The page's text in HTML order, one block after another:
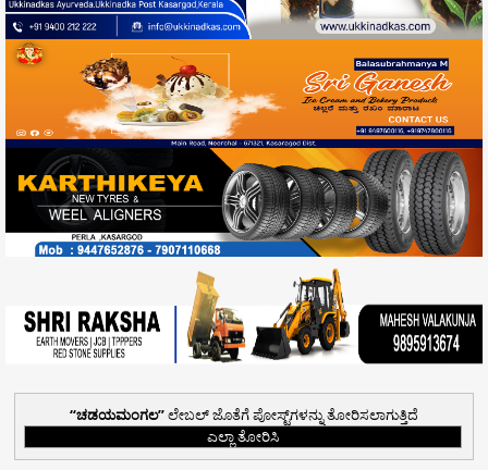
ಚಡಯಮಂಗಲ ಲೇಬಲ್ ಜೊತೆಗೆ ಪೋಸ್ಟ್‌ಗಳನ್ನು ತೋರಿಸಲಾಗುತ್ತಿದೆ
ಎಲ್ಲಾ ತೋರಿಸಿ